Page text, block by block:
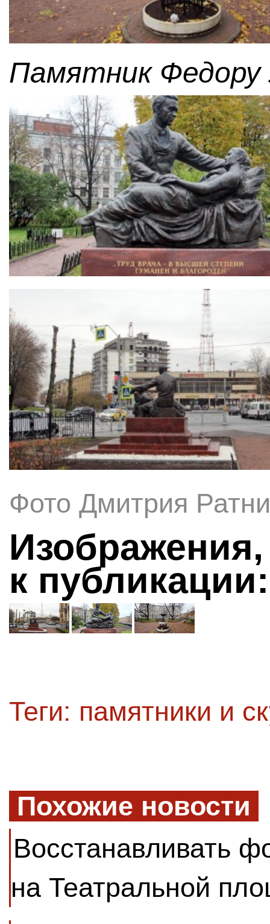
Памятник Федору
Фото Дмитрия
к публикации:
Теги: памятники и
Похожие новости
Восстанавливать
на Театральной